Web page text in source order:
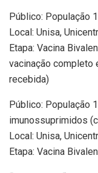
Público: População
Local: Unisa,
Etapa: Vacina
vacinação completo
recebida)
Público: População
imunossuprimidos
Local: Unisa,
Etapa: Vacina